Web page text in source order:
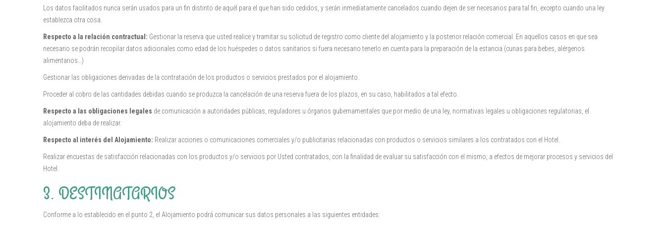
Los datos facilitados nunca serán usados para un fin distinto de aquél para el que han sido cedidos, y serán inmediatamente cancelados cuando dejen de ser necesarios para tal fin, excepto cuando una ley
establezca otra cosa.
Respecto a la relación contractual: Gestionar la reserva que usted realice y tramitar su solicitud de registro como cliente del alojamiento y la posterior relación comercial. En aquellos casos en que sea
necesario se podrán recopilar datos adicionales como edad de los huéspedes o datos sanitarios si fuera necesario tenerlo en cuenta para la preparación de la estancia (cunas para bebes, alérgenos
alimentarios…)
Gestionar las obligaciones derivadas de la contratación de los productos o servicios prestados por el alojamiento.
Proceder al cobro de las cantidades debidas cuando se produzca la cancelación de una reserva fuera de los plazos, en su caso, habilitados a tal efecto.
Respecto a las obligaciones legales de comunicación a autoridades públicas, reguladores u órganos gubernamentales que por medio de una ley, normativas legales u obligaciones regulatorias, el
alojamiento deba de realizar.
Respecto al interés del Alojamiento: Realizar acciones o comunicaciones comerciales y/o publicitarias relacionadas con productos o servicios similares a los contratados con el Hotel.
Realizar encuestas de satisfacción relacionadas con los productos y/o servicios por Usted contratados, con la finalidad de evaluar su satisfacción con el mismo, a efectos de mejorar procesos y servicios del
Hotel.
3. DESTINATARIOS
Conforme a lo establecido en el punto 2, el Alojamiento podrá comunicar sus datos personales a las siguientes entidades: